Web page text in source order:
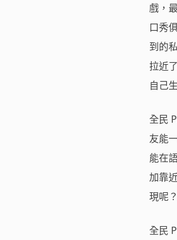
戲，
口秀
到的
拉近
自己
全民
友能
能在
加靠
現呢
全民